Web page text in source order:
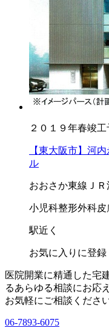
２０１９年春竣工
【東大阪市】河
ル
おおさか東線Ｊ
小児科整形外科
駅近く
お気に入りに登録
医院開業に精通した宅
るあらゆる相談にお応
お気軽にご相談ください
06-7893-6075